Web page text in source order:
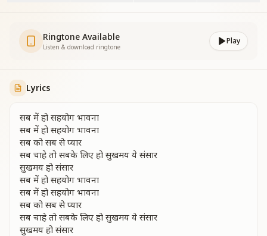
Ringtone Available
Listen & download ringtone
Play
Lyrics
सब में हो सहयोग भावना
सब में हो सहयोग भावना
सब को सब से प्यार
सब चाहे तो सबके लिए हो सुखमय ये संसार
सुखमय हो संसार
सब में हो सहयोग भावना
सब में हो सहयोग भावना
सब को सब से प्यार
सब चाहे तो सबके लिए हो सुखमय ये संसार
सुखमय हो संसार